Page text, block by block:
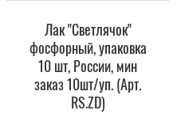
Лак "Светлячок"
фосфорный, упаковка
10 шт, России, мин
заказ 10шт/уп. (Арт.
RS.ZD)